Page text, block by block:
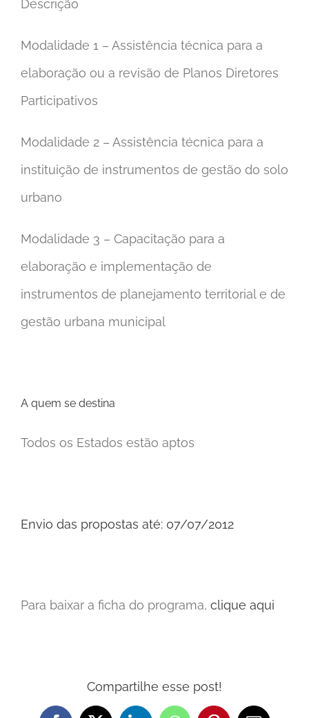
Descrição
Modalidade 1 – Assistência técnica para a
elaboração ou a revisão de Planos Diretores
Participativos
Modalidade 2 – Assistência técnica para a
instituição de instrumentos de gestão do solo
urbano
Modalidade 3 – Capacitação para a
elaboração e implementação de
instrumentos de planejamento territorial e de
gestão urbana municipal
A quem se destina
Todos os Estados estão aptos
Envio das propostas até: 07/07/2012
Para baixar a ficha do programa, clique aqui
Compartilhe esse post!